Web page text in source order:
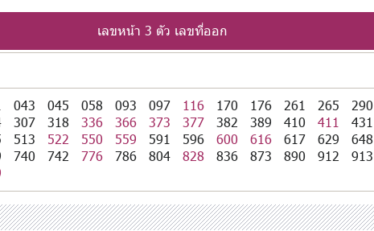
เลขหน้า 3 ตัว เลขที่ออก
043 045 058 093 097 116 170 176 261 265
290
307 318 336 366 373 377 382 389 410 411
431
513 522 550 559 591 596 600 616 617 629
648
740 742 776 786 804 828 836 873 890 912
913